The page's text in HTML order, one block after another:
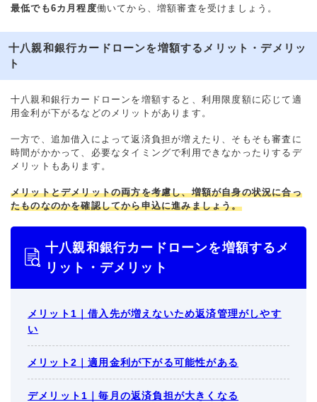
最低でも6カ月程度働いてから、増額審査を受けましょう。
十八親和銀行カードローンを増額するメリット・デメリッ
ト
十八親和銀行カードローンを増額すると、利用限度額に応じて適
用金利が下がるなどのメリットがあります。
一方で、追加借入によって返済負担が増えたり、そもそも審査に
時間がかかって、必要なタイミングで利用できなかったりするデ
メリットもあります。
メリットとデメリットの両方を考慮し、増額が自身の状況に合っ
たものなのかを確認してから申込に進みましょう。
十八親和銀行カードローンを増額するメ
リット・デメリット
メリット1｜借入先が増えないため返済管理がしやす
い
メリット2｜適用金利が下がる可能性がある
デメリット1｜毎月の返済負担が大きくなる